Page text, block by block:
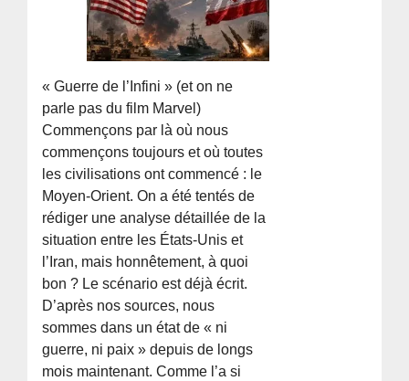
« Guerre de l’Infini » (et on ne
parle pas du film Marvel)
Commençons par là où nous
commençons toujours et où toutes
les civilisations ont commencé : le
Moyen-Orient. On a été tentés de
rédiger une analyse détaillée de la
situation entre les États-Unis et
l’Iran, mais honnêtement, à quoi
bon ? Le scénario est déjà écrit.
D’après nos sources, nous
sommes dans un état de « ni
guerre, ni paix » depuis de longs
mois maintenant. Comme l’a si